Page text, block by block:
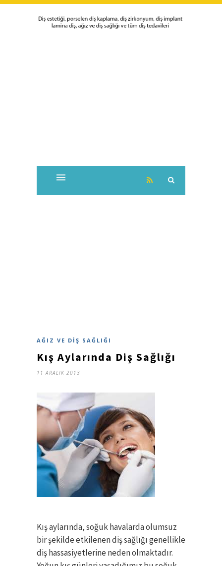
AĞIZ VE DIŞ SAĞLIĞI
Kış Aylarında Diş Sağlığı
11 ARALIK 2013
Kış aylarında, soğuk havalarda olumsuz
bir şekilde etkilenen diş sağlığı genellikle
diş hassasiyetlerine neden olmaktadır.